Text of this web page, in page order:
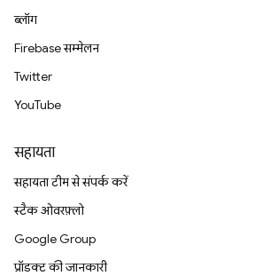
ब्लॉग
Firebase सम्मेलन
Twitter
YouTube
सहायता
सहायता टीम से संपर्क करें
स्टैक ओवरफ़्लो
Google Group
प्रॉडक्ट की जानकारी